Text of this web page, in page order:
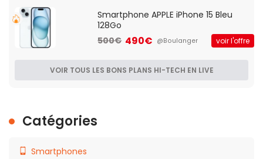
Smartphone APPLE iPhone 15 Bleu
128Go
500€ 490€ @Boulanger voir l'offre
VOIR TOUS LES BONS PLANS HI-TECH EN LIVE
Catégories
Smartphones